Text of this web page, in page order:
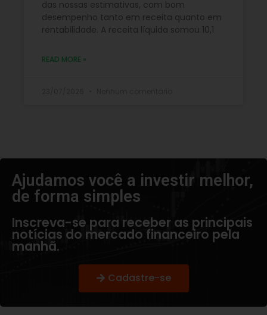
das nossas estimativas, com bom
desempenho tanto em receita quanto em
rentabilidade. A receita líquida somou 10,1
READ MORE »
Ajudamos você a investir melhor,
de forma simples​
Inscreva-se para receber as principais
notícias do mercado financeiro pela
manhã.
Cadastre-se